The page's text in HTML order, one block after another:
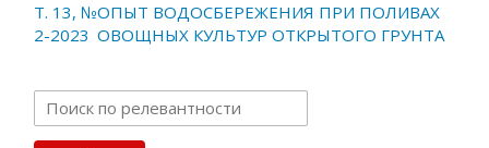
Т. 13, №
2-2023
ОПЫТ ВОДОСБЕРЕЖЕНИЯ ПРИ ПОЛИВАХ
ОВОЩНЫХ КУЛЬТУР ОТКРЫТОГО ГРУНТА